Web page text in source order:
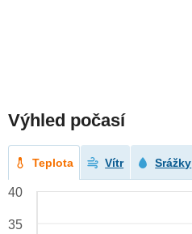
Výhled počasí
Teplota Vítr Srážky
40
35